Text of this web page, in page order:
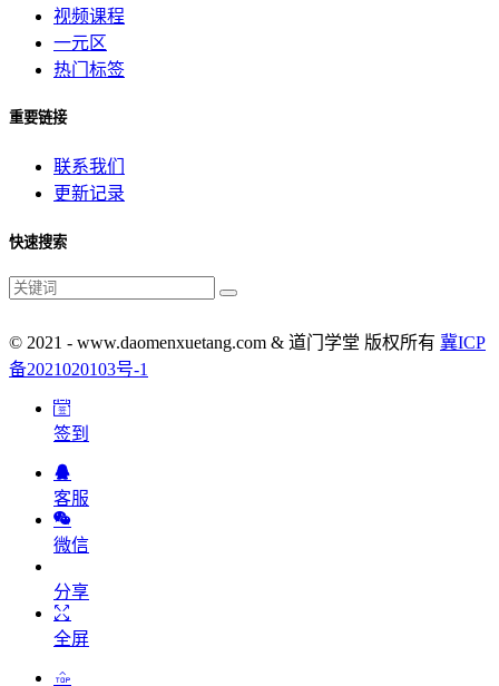
视频课程
一元区
热门标签
重要链接
联系我们
更新记录
快速搜索
© 2021 - www.daomenxuetang.com & 道门学堂 版权所有 冀ICP
备2021020103号-1
签到
客服
微信
分享
全屏